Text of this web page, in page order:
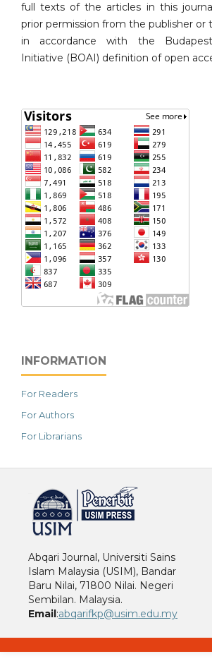
full texts of the articles in this
prior permission from the publisher or
in accordance with the
Initiative (BOAI) definition of open
INFORMATION
For Readers
For Authors
For Librarians
Abqari Journal, Universiti Sains
Islam Malaysia (USIM), Bandar
Baru Nilai, 71800 Nilai. Negeri
Sembilan. Malaysia.
Email:abqarifkp@usim.edu.my